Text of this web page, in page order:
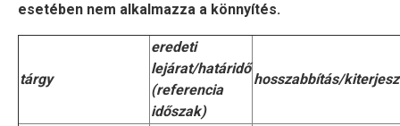
esetében nem alkalmazza a könnyítés.
tárgy
eredeti
lejárat/határidő
(referencia
időszak)
hosszabbítás/